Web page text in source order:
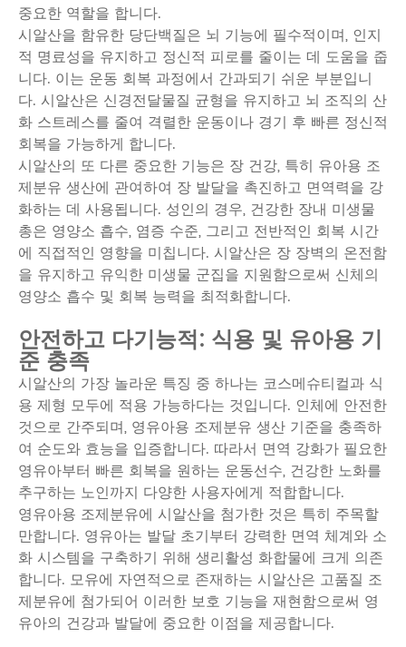
중요한 역할을 합니다.
시알산을 함유한 당단백질은 뇌 기능에 필수적이며, 인지
적 명료성을 유지하고 정신적 피로를 줄이는 데 도움을 줍
니다. 이는 운동 회복 과정에서 간과되기 쉬운 부분입니
다. 시알산은 신경전달물질 균형을 유지하고 뇌 조직의 산
화 스트레스를 줄여 격렬한 운동이나 경기 후 빠른 정신적
회복을 가능하게 합니다.
시알산의 또 다른 중요한 기능은 장 건강, 특히 유아용 조
제분유 생산에 관여하여 장 발달을 촉진하고 면역력을 강
화하는 데 사용됩니다. 성인의 경우, 건강한 장내 미생물
총은 영양소 흡수, 염증 수준, 그리고 전반적인 회복 시간
에 직접적인 영향을 미칩니다. 시알산은 장 장벽의 온전함
을 유지하고 유익한 미생물 군집을 지원함으로써 신체의
영양소 흡수 및 회복 능력을 최적화합니다.
안전하고 다기능적: 식용 및 유아용 기
준 충족
시알산의 가장 놀라운 특징 중 하나는 코스메슈티컬과 식
용 제형 모두에 적용 가능하다는 것입니다. 인체에 안전한
것으로 간주되며, 영유아용 조제분유 생산 기준을 충족하
여 순도와 효능을 입증합니다. 따라서 면역 강화가 필요한
영유아부터 빠른 회복을 원하는 운동선수, 건강한 노화를
추구하는 노인까지 다양한 사용자에게 적합합니다.
영유아용 조제분유에 시알산을 첨가한 것은 특히 주목할
만합니다. 영유아는 발달 초기부터 강력한 면역 체계와 소
화 시스템을 구축하기 위해 생리활성 화합물에 크게 의존
합니다. 모유에 자연적으로 존재하는 시알산은 고품질 조
제분유에 첨가되어 이러한 보호 기능을 재현함으로써 영
유아의 건강과 발달에 중요한 이점을 제공합니다.